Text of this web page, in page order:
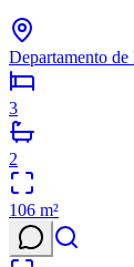
Departamento de
3
2
106 m²